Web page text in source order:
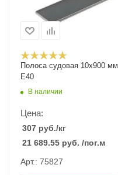
Полоса судовая 10х900 мм
E40
В наличии
Цена:
307 руб./кг
21 689.55 руб. /пог.м
Арт.: 75827